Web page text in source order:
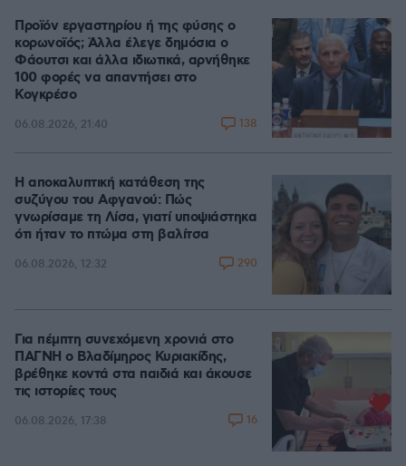
Προϊόν εργαστηρίου ή της φύσης ο
κορωνοϊός; Άλλα έλεγε δημόσια ο
Φάουτσι και άλλα ιδιωτικά, αρνήθηκε
100 φορές να απαντήσει στο
Κογκρέσο
06.08.2026, 21:40 138
Η αποκαλυπτική κατάθεση της
συζύγου του Αφγανού: Πώς
γνωρίσαμε τη Λίσα, γιατί υποψιάστηκα
ότι ήταν το πτώμα στη βαλίτσα
06.08.2026, 12:32 290
Για πέμπτη συνεχόμενη χρονιά στο
ΠΑΓΝΗ ο Βλαδίμηρος Κυριακίδης,
βρέθηκε κοντά στα παιδιά και άκουσε
τις ιστορίες τους
06.08.2026, 17:38 16